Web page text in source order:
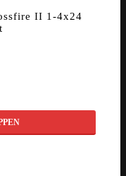
II 1-4x24